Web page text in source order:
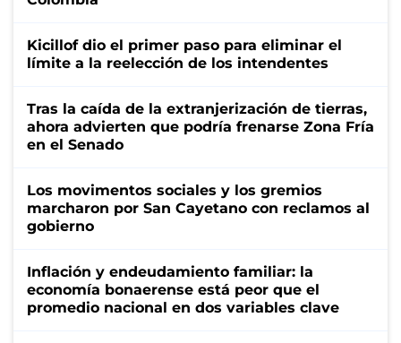
Kicillof dio el primer paso para eliminar el
límite a la reelección de los intendentes
Tras la caída de la extranjerización de tierras,
ahora advierten que podría frenarse Zona Fría
en el Senado
Los movimentos sociales y los gremios
marcharon por San Cayetano con reclamos al
gobierno
Inflación y endeudamiento familiar: la
economía bonaerense está peor que el
promedio nacional en dos variables clave